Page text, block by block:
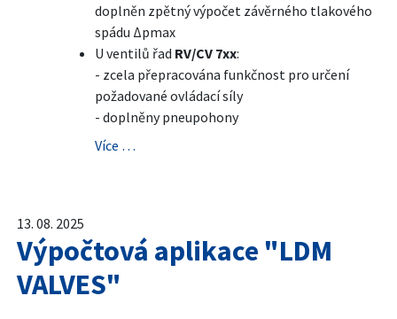
doplněn zpětný výpočet závěrného tlakového
spádu Δpmax
U ventilů řad RV/CV 7xx:
- zcela přepracována funkčnost pro určení
požadované ovládací síly
- doplněny pneupohony
Více …
13. 08. 2025
Výpočtová aplikace "LDM
VALVES"